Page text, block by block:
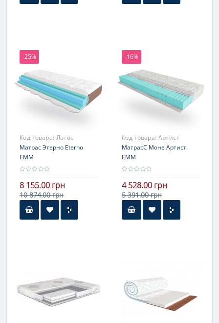
-25%
Код товара: Лотос
Матрас Этерно Eterno
ЕММ
8 155.00 грн
10 874.00 грн
-16%
Код товара: Артист
МатрасС Моне Артист
ЕММ
4 528.00 грн
5 391.00 грн